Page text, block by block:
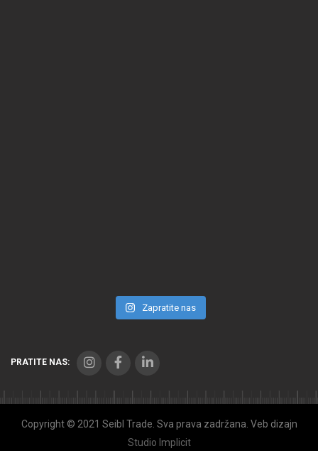
Zapratite nas
PRATITE NAS:
Copyright © 2021 Seibl Trade. Sva prava zadržana. Veb dizajn
Studio Implicit